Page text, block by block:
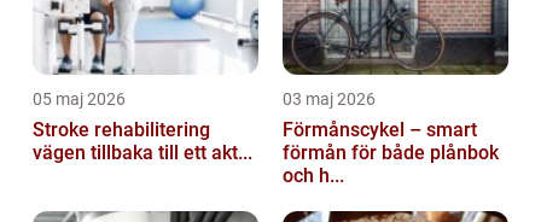
05 maj 2026
Stroke rehabilitering
vägen tillbaka till ett akt...
03 maj 2026
Förmånscykel – smart
förmån för både plånbok
och h...